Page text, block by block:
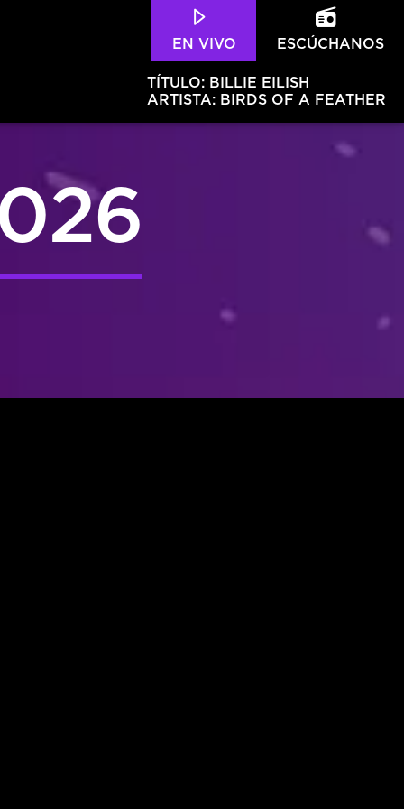
ESCÚCHANOS
EN VIVO
TÍTULO: BILLIE EILISH
ARTISTA: BIRDS OF A FEATHER